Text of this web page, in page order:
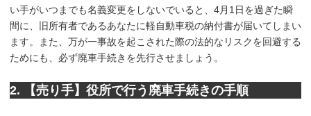
い手がいつまでも名義変更をしないでいると、4月1日を過ぎた瞬
間に、旧所有者であるあなたに軽自動車税の納付書が届いてしまい
ます。また、万が一事故を起こされた際の法的なリスクを回避する
ためにも、必ず廃車手続きを先行させましょう。
2. 【売り手】役所で行う廃車手続きの手順